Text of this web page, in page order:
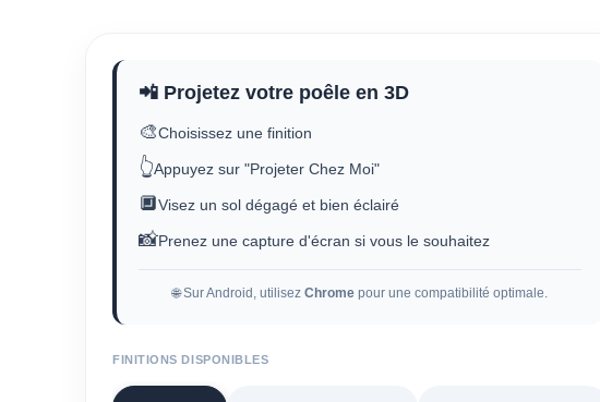
📲 Projetez votre poêle en 3D
🎨Choisissez une finition
👆Appuyez sur "Projeter Chez Moi"
🔲Visez un sol dégagé et bien éclairé
📸Prenez une capture d'écran si vous le souhaitez
🌐 Sur Android, utilisez Chrome pour une compatibilité optimale.
FINITIONS DISPONIBLES